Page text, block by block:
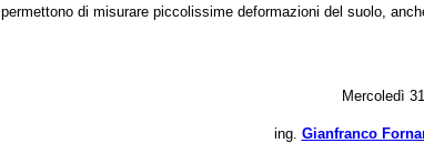
permettono di misurare piccolissime deformazioni del suolo,
Mercoledì
ing. Gianfranco